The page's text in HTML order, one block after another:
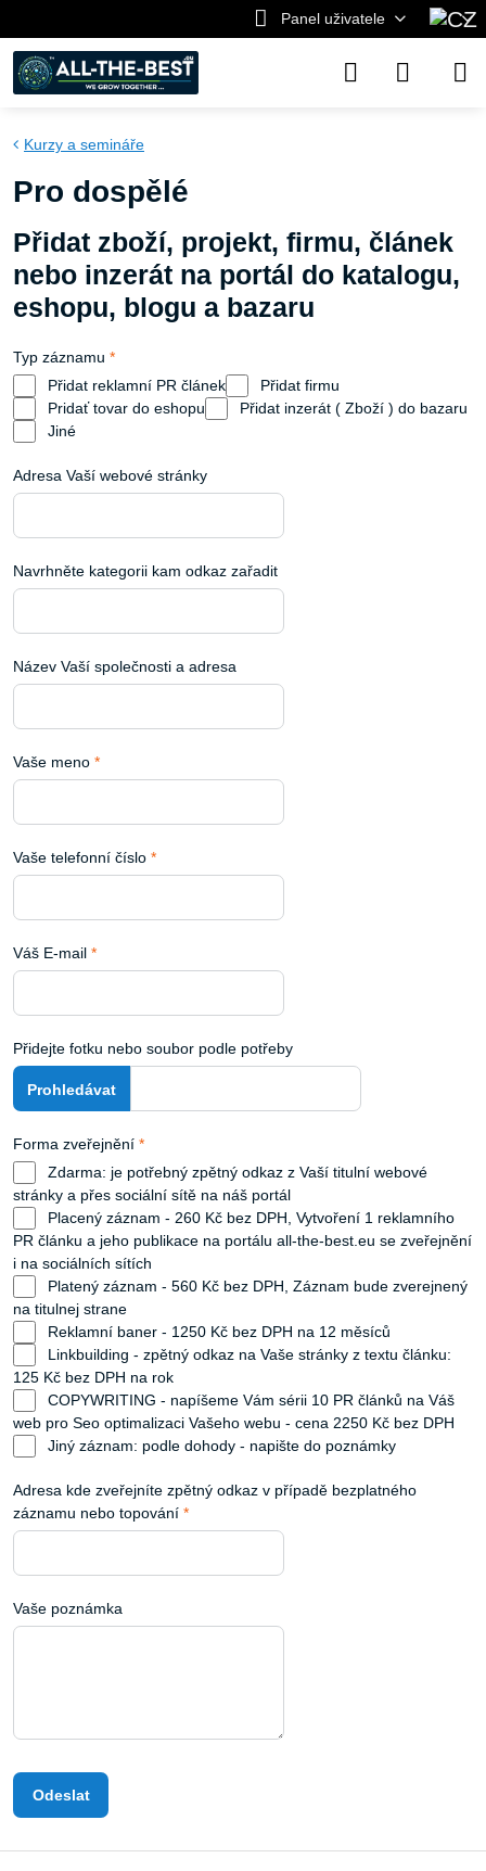
Panel uživatele
Kurzy a semináře
Pro dospělé
Přidat zboží, projekt, firmu, článek
nebo inzerát na portál do katalogu,
eshopu, blogu a bazaru
Typ záznamu *
Přidat reklamní PR článek
Přidat firmu
Pridať tovar do eshopu
Přidat inzerát ( Zboží ) do bazaru
Jiné
Adresa Vaší webové stránky
Navrhněte kategorii kam odkaz zařadit
Název Vaší společnosti a adresa
Vaše meno *
Vaše telefonní číslo *
Váš E-mail *
Přidejte fotku nebo soubor podle potřeby
Forma zveřejnění *
stránky a přes sociální sítě na náš portál
PR článku a jeho publikace na portálu all-the-best.eu se zveřejnění
i na sociálních sítích
na titulnej strane
Reklamní baner - 1250 Kč bez DPH na 12 měsíců
125 Kč bez DPH na rok
web pro Seo optimalizaci Vašeho webu - cena 2250 Kč bez DPH
Jiný záznam: podle dohody - napište do poznámky
Adresa kde zveřejníte zpětný odkaz v případě bezplatného
záznamu nebo topování *
Vaše poznámka
Odeslat